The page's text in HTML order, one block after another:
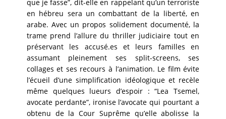
que je fasse”, dit-elle en rappelant qu’un terroriste
en hébreu sera un combattant de la liberté, en
arabe. Avec un propos solidement documenté, la
trame prend l’allure du thriller judiciaire tout en
préservant les accusé.es et leurs familles en
assumant pleinement ses split-screens, ses
collages et ses recours à l’animation. Le film évite
l’écueil d’une simplification idéologique et recèle
même quelques lueurs d’espoir : “Lea Tsemel,
avocate perdante”, ironise l’avocate qui pourtant a
obtenu de la Cour Suprême qu’elle abolisse la